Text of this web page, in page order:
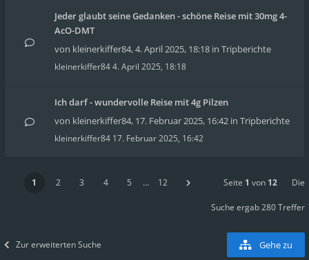
Jeder glaubt seine Gedanken - schöne Reise mit 30mg 4-
AcO-DMT
von kleinerkiffer84,4. April 2025, 18:18 in Tripberichte
kleinerkiffer844. April 2025, 18:18
Ich darf - wundervolle Reise mit 4g Pilzen
von kleinerkiffer84, 17. Februar 2025, 16:42 in Tripberichte
kleinerkiffer84 17. Februar 2025, 16:42
1 2 3 4 5 … 12 Seite 1 von 12 Die
Suche ergab 280 Treffer
Zur erweiterten Suche Gehe zu